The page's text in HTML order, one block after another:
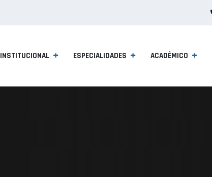
INSTITUCIONAL ESPECIALIDADES ACADÊMICO